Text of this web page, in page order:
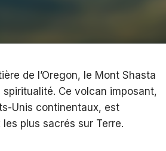
de l’Oregon, le Mont Shasta
Ce volcan imposant,
Unis continentaux, est
plus sacrés sur Terre.